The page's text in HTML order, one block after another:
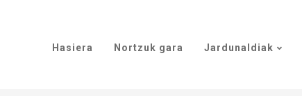
Hasiera Nortzuk gara Jardunaldiak